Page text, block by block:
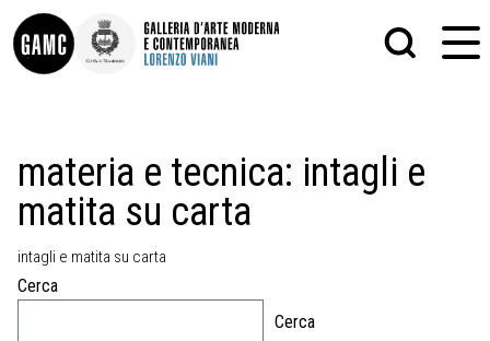
CONTATTI
DIDATTICA
SHOP
LE COLLEZIONI
GLI AUTORI
GRAFICA
PITTURA
SCULTURA
STAMPA
materia e tecnica: intagli e
matita su carta
intagli e matita su carta
Cerca
Cerca